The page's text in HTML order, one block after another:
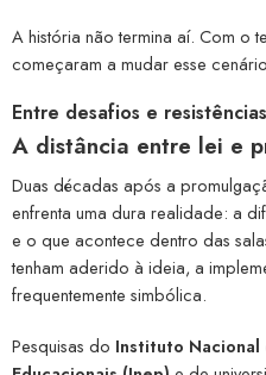
A história não termina aí. Com o
começaram a mudar esse
Entre desafios e resistências
A distância entre lei e
Duas décadas após a
enfrenta uma dura realidade: a
e o que acontece dentro das
tenham aderido à ideia, a
frequentemente simbólica.
Pesquisas do Instituto Nacional